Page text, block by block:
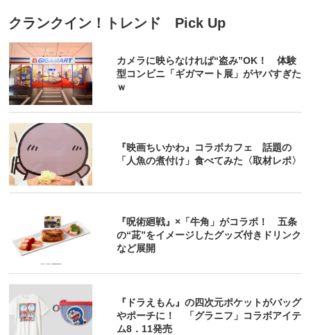
クランクイン！トレンド Pick Up
カメラに映らなければ“盗み”OK！ 体験
型コンビニ「ギガマート展」がヤバすぎた
ｗ
『映画ちいかわ』コラボカフェ 話題の
「人魚の煮付け」食べてみた〈取材レポ〉
『呪術廻戦』×「牛角」がコラボ！ 五条
の“茈”をイメージしたグッズ付きドリンク
など展開
『ドラえもん』の四次元ポケットがバッグ
やポーチに！ 「グラニフ」コラボアイテ
ム8．11発売